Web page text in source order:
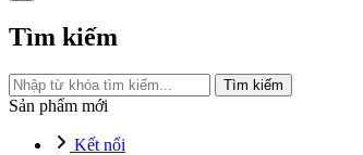
Tìm kiếm
Tìm kiếm
Sản phẩm mới
Kết nối